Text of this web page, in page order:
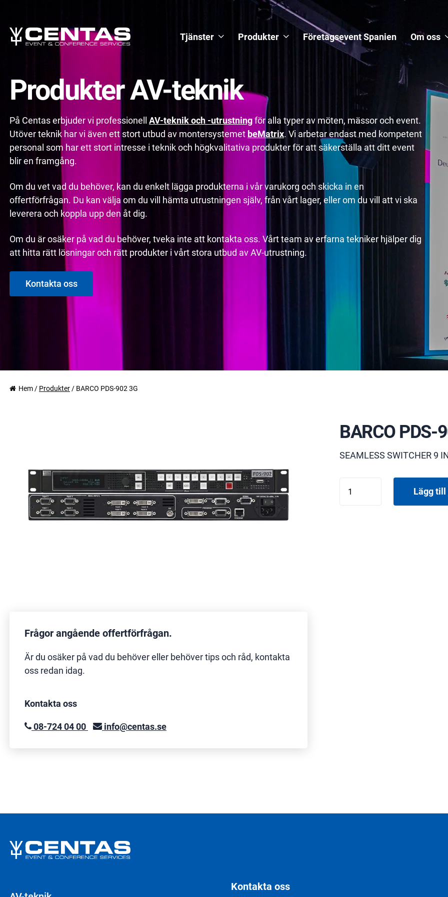
Tjänster Produkter Företagsevent Spanien Om oss
Produkter AV-teknik
På Centas erbjuder vi professionell AV-teknik och -utrustningför alla typer av möten, mässor och event.
Utöver teknik har vi även ett stort utbud av montersystemet beMatrix. Vi arbetar endast med kompetent
personal som har ett stort intresse i teknik och högkvalitativa produkter för att säkerställa att ditt event
blir en framgång.
Om du vet vad du behöver, kan du enkelt lägga produkterna i vår varukorg och skicka in en
offertförfrågan. Du kan välja om du vill hämta utrustningen själv, från vårt lager, eller om du vill att vi ska
leverera och koppla upp den åt dig.
Om du är osäker på vad du behöver, tveka inte att kontakta oss. Vårt team av erfarna tekniker hjälper dig
att hitta rätt lösningar och rätt produkter i vårt stora utbud av AV-utrustning.
Kontakta oss
Hem / Produkter / BARCO PDS-902 3G
Frågor angående offertförfrågan.
Är du osäker på vad du behöver eller behöver tips och råd, kontakta
oss redan idag.
Kontakta oss
08-724 04 00 info@centas.se
BARCO PDS-
SEAMLESS SWITCHER 9
PDS-
Lägg
Kontakta oss